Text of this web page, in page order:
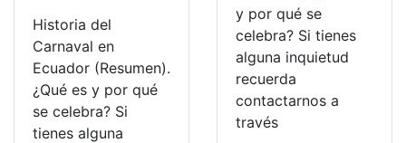
Historia del
Carnaval en
Ecuador (Resumen).
¿Qué es y por qué
se celebra? Si
tienes alguna
y por qué se
celebra? Si tienes
alguna inquietud
recuerda
contactarnos a
través